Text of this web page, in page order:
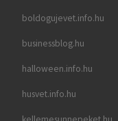
boldogujevet.info.hu
businessblog.hu
halloween.info.hu
husvet.info.hu